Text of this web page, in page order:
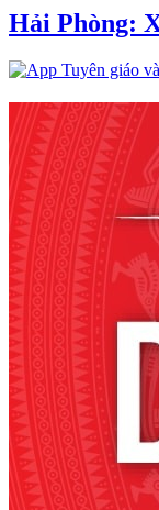
Hải Phòng: